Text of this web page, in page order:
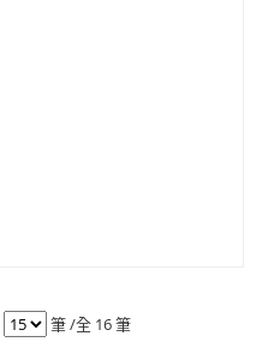
筆 /全 16 筆